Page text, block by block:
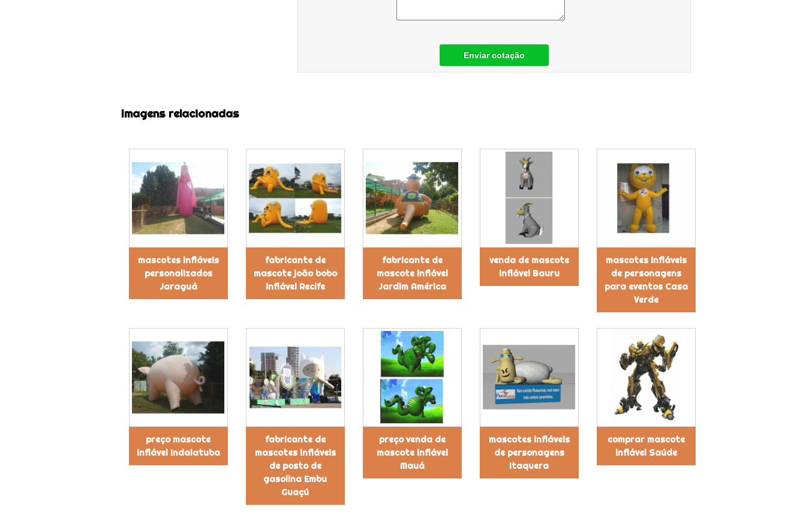
Enviar cotação
Imagens relacionadas
mascotes infláveis
personalizados
Jaraguá
fabricante de
mascote joão bobo
inflável Recife
fabricante de
mascote inflável
Jardim América
venda de mascote
inflável Bauru
mascotes infláveis
de personagens
para eventos Casa
Verde
preço mascote
inflável Indaiatuba
fabricante de
mascotes infláveis
de posto de
gasolina Embu
Guaçú
preço venda de
mascote inflável
Mauá
mascotes infláveis
de personagens
Itaquera
comprar mascote
inflável Saúde